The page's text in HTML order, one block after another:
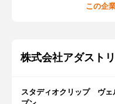
この企
株式会社アダスト
スタディオクリップ ヴェ